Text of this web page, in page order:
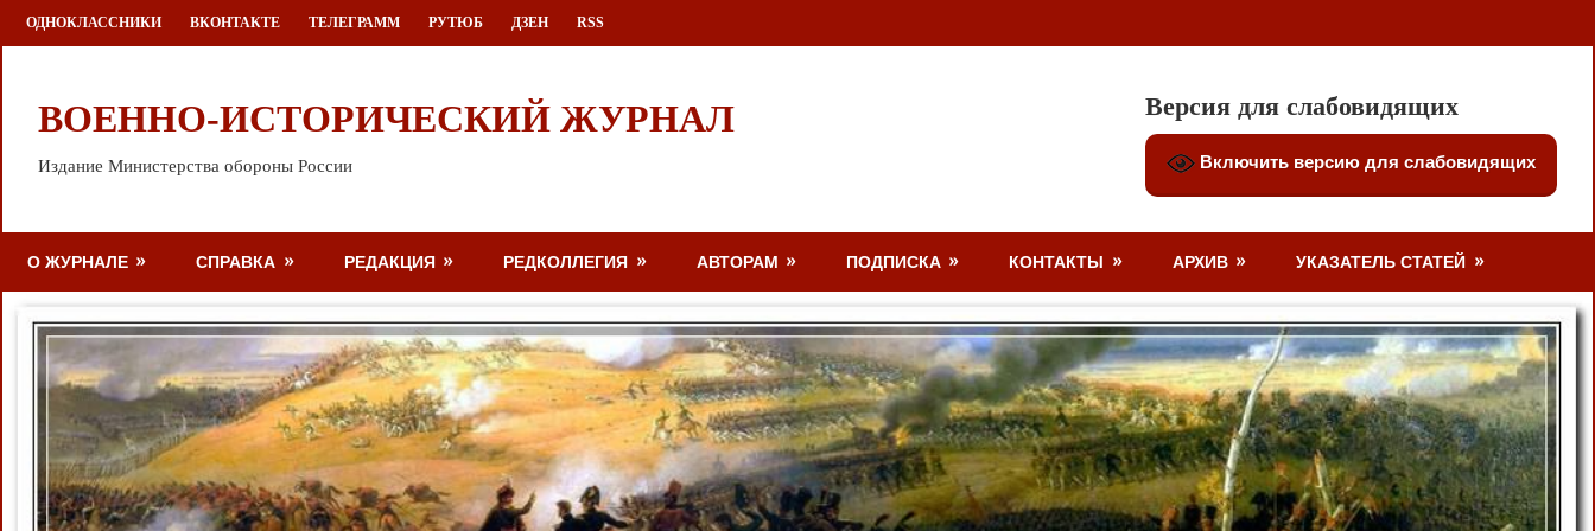
Перейти
к
ОДНОКЛАССНИКИ ВКОНТАКТЕ ТЕЛЕГРАММ РУТЮБ ДЗЕН RSS
ВОЕННО-ИСТОРИЧЕСКИЙ ЖУРНАЛ
Издание Министерства обороны России
Версия для слабовидящих
Включить версию для слабовидящих
О ЖУРНАЛЕ СПРАВКА РЕДАКЦИЯ РЕДКОЛЛЕГИЯ АВТОРАМ ПОДПИСКА КОНТАКТЫ АРХИВ УКАЗАТЕЛЬ СТАТЕЙ